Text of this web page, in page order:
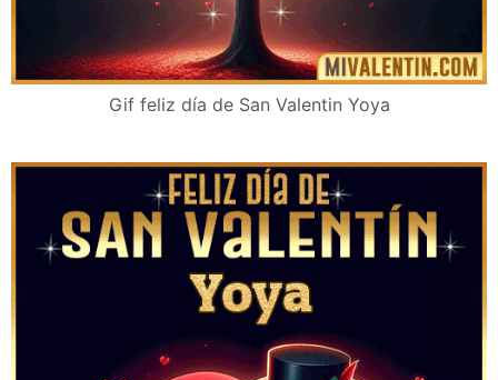
Gif feliz día de San Valentin Yoya